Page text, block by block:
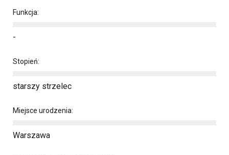
Funkcja:
-
Stopień:
starszy strzelec
Miejsce urodzenia:
Warszawa